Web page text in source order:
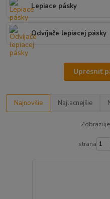
Lepiace pásky
Odvíjače lepiacej pásky
Upresniť
Najnovšie Najlacnejšie
strana